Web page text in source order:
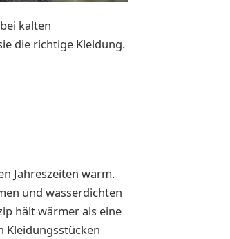
kalten
die richtige Kleidung.
Jahreszeiten warm.
und wasserdichten
hält wärmer als eine
Kleidungsstücken